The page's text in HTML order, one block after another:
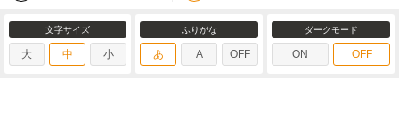
文字サイズ
大 中 小
ふりがな
あ A OFF
ダークモード
ON OFF